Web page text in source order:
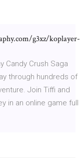
g3xz/koplayer-
Candy Crush Saga
through hundreds of
Join Tiffi and
in an online game full